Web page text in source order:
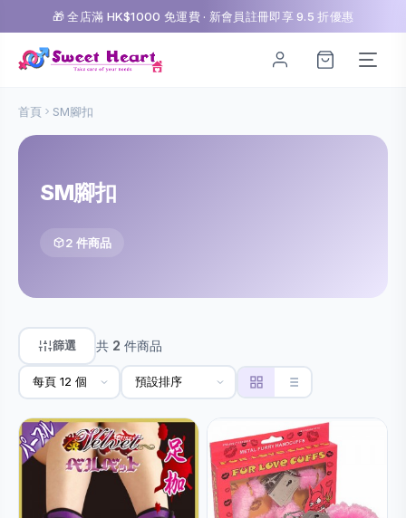
🎁 全店滿 HK$1000 免運費 · 新會員註冊即享 9.5 折優惠
首頁 SM腳扣
SM腳扣
2 件商品
篩選 共 2 件商品